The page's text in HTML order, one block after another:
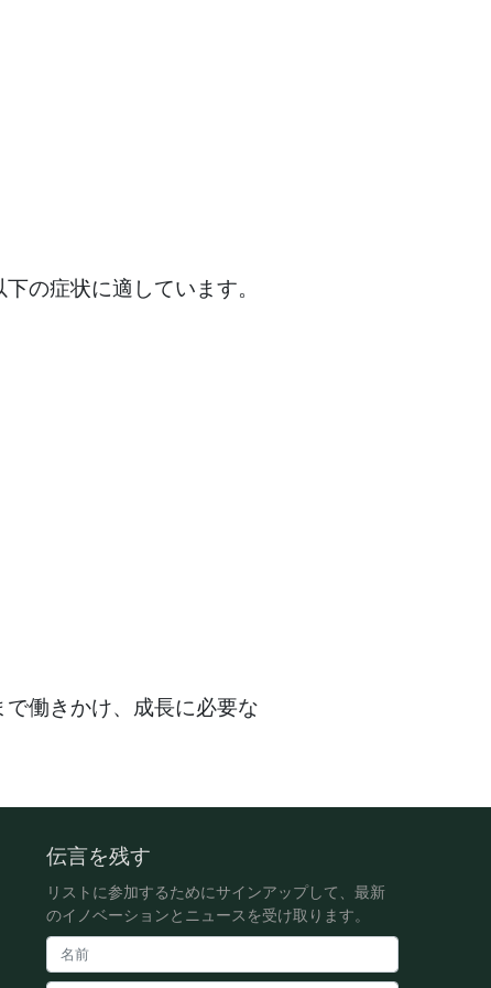
の症状に適しています。
働きかけ、成長に必要な
伝言を残す
リストに参加するためにサインアップして、最新
のイノベーションとニュースを受け取ります。